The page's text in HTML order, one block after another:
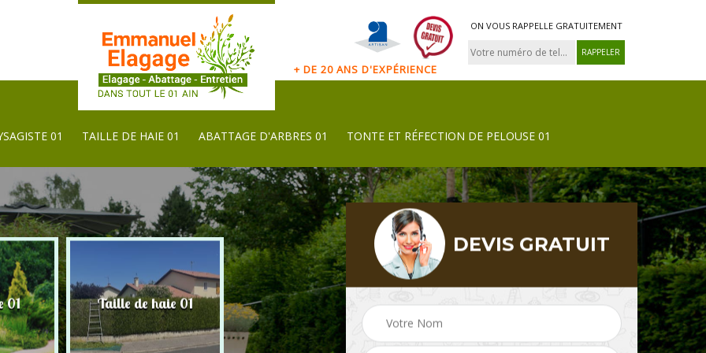
+ DE 20 ANS D'EXPÉRIENCE
ON VOUS RAPPELLE GRATUITEMENT
01 TAILLE DE HAIE 01 ABATTAGE D'ARBRES 01 TONTE ET RÉFECTION DE PELOUSE 01
01 Taille de haie 01 Abattage d'arbres 01 pelouse 01 jardinier 01
DEVIS GRATUIT